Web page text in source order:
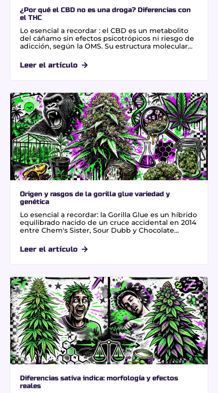
¿Por qué el CBD no es una droga? Diferencias con
el THC
Lo esencial a recordar : el CBD es un metabolito
del cáñamo sin efectos psicotrópicos ni riesgo de
adicción, según la OMS. Su estructura molecular
alterar la conciencia, diferenciándose del THC. El
uso de productos certificados con menos del 0,3 %
Leer el artículo
Origen y rasgos de la gorilla glue variedad y
genética
Lo esencial a recordar: la Gorilla Glue es un híbrido
equilibrado nacido de un cruce accidental en 2014
entre Chem's Sister, Sour Dubb y Chocolate
de resina y un perfil aromático complejo de pino y
combustible. Esta genética ofrece una relajación
legales de CBD sin THC.
Leer el artículo
Diferencias sativa indica: morfología y efectos
reales